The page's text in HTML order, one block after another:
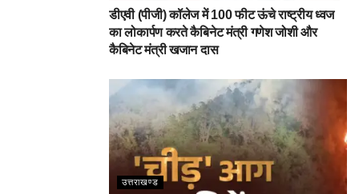
डीएवी (पीजी) कॉलेज में 100 फीट ऊंचे राष्ट्रीय ध्वज
का लोकार्पण करते कैबिनेट मंत्री गणेश जोशी और
कैबिनेट मंत्री खजान दास
उत्तराखण्ड